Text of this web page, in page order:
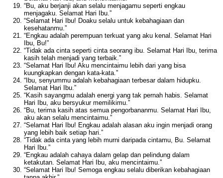
“Bu, aku berjanji akan selalu menjagamu seperti engkau
menjagaku. Selamat Hari Ibu.”
“Selamat Hari Ibu! Doaku selalu untuk kebahagiaan dan
kesehatanmu.”
“Engkau adalah perempuan terkuat yang aku kenal. Selamat Hari
Ibu, Bu!”
“Tidak ada cinta seperti cinta seorang ibu. Selamat Hari Ibu, terima
kasih telah menjadi yang terbaik.”
“Selamat Hari Ibu! Aku mencintaimu lebih dari yang bisa
kuungkapkan dengan kata-kata.”
“Ibu, senyummu adalah kebahagiaan terbesar dalam hidupku.
Selamat Hari Ibu.”
“Kasih sayangmu adalah energi yang tak pernah habis. Selamat
Hari Ibu, aku bersyukur memilikimu.”
“Bu, terima kasih atas semua pengorbananmu. Selamat Hari Ibu,
aku akan selalu mencintaimu.”
“Selamat Hari Ibu! Engkau adalah alasan aku ingin menjadi orang
yang lebih baik setiap hari.”
“Tidak ada cinta yang lebih murni daripada cintamu, Bu. Selamat
Hari Ibu.”
“Engkau adalah cahaya dalam gelap dan pelindung dalam
ketakutan. Selamat Hari Ibu, aku mencintaimu.”
“Selamat Hari Ibu! Semoga engkau selalu diberikan kebahagiaan